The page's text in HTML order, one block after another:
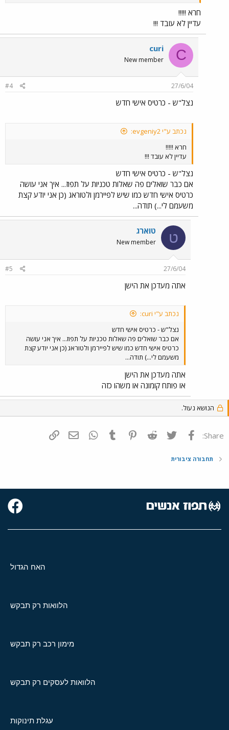
חרא !!!!!
עדיין לא עובד !!!
C
curi
New member
27/6/04
#4
נצל"ש - כרטיס אישי חדש
נכתב ע"י evgeniy2:
חרא !!!!!
עדיין לא עובד !!!
נצל"ש - כרטיס אישי חדש
אם כבר שואלים פה שאלות טכניות על תפוז... איך אני עושה
כרטיס אישי חדש כמו שיש לפיירמן ולטוראג (כן אני יודע קצת
משעמם לי...) תודה...
ט טוארג
New member
27/6/04
#5
אתה מעדכן את הישן
נכתב ע"י curi:
נצל"ש - כרטיס אישי חדש
אם כבר שואלים פה שאלות טכניות על תפוז... איך אני עושה
כרטיס אישי חדש כמו שיש לפיירמן ולטוראג (כן אני יודע קצת
משעמם לי...) תודה...
אתה מעדכן את הישן
או פותח קומונה או משהו כזה
הנושא נעול.
Share: פייסבוק Twitter
Reddit
Pinterest
Tumblr
WhatsAppדואר אלקטרוני
תחבורה ציבורית
האח הגדול
הלוואות רק תבקש
מימון רכב רק תבקש
הלוואות לעסקים רק תבקש
עגלת תינוקות